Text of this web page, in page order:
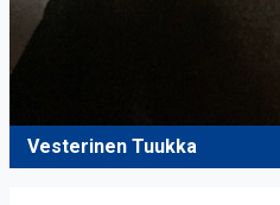
Vesterinen Tuukka